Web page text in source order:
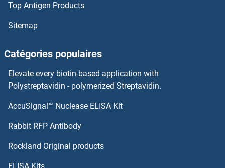
HOXA7 Anticorps
HOXA5 Anticorps
HOXA4 Anticorps
HOXA3 Anticorps
Top Antigen Products
Sitemap
Catégories populaires
Elevate every biotin-based application with
Polystreptavidin - polymerized Streptavidin.
AccuSignal™ Nuclease ELISA Kit
Rabbit RFP Antibody
Rockland Original products